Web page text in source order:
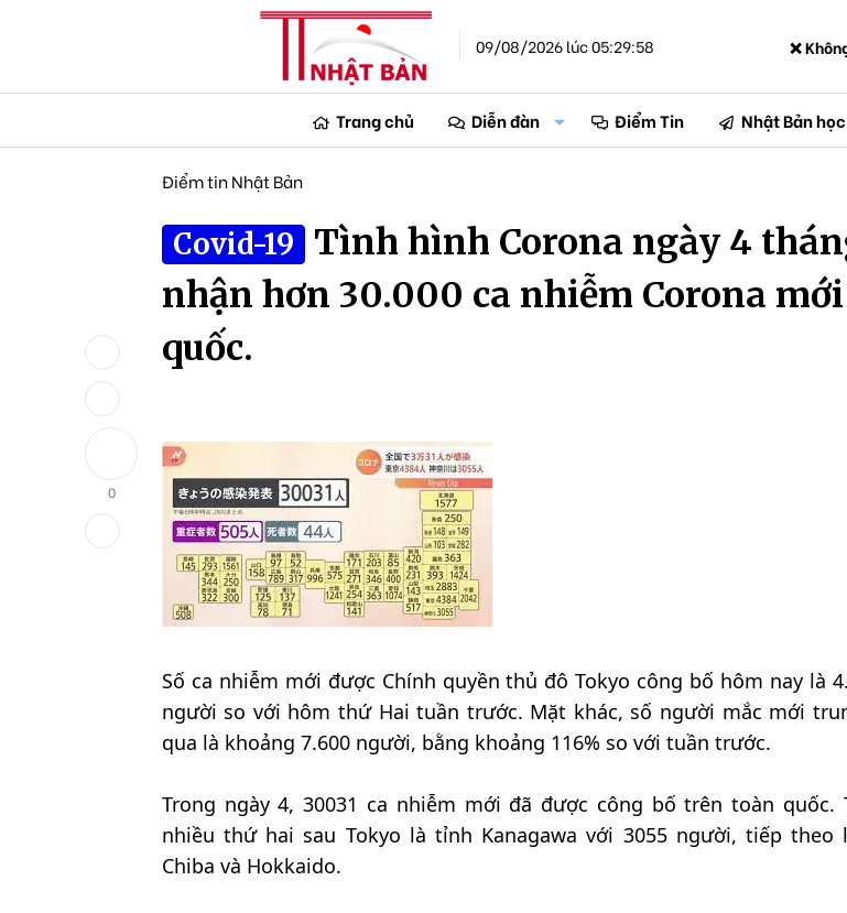
09/08/2026 lúc 05:29:58 ❌
Trang chủ Diễn đàn Điểm Tin Nhật Bản học
0
Điểm tin Nhật Bản
Covid-19
Tình hình Corona ngày 4
nhận hơn 30.000 ca nhiễm Corona
quốc.
Số ca nhiễm mới được Chính quyền thủ đô Tokyo công bố hôm nay là
người so với hôm thứ Hai tuần trước. Mặt khác, số người mắc mới
qua là khoảng 7.600 người, bằng khoảng 116% so với tuần trước.
Trong ngày 4, 30031 ca nhiễm mới đã được công bố trên toàn quốc.
nhiều thứ hai sau Tokyo là tỉnh Kanagawa với 3055 người, tiếp theo
Chiba và Hokkaido.